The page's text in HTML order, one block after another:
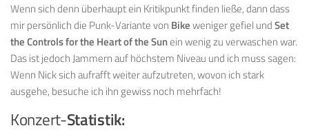
Wenn sich denn überhaupt ein Kritikpunkt finden ließe, dann dass
mir persönlich die Punk-Variante von Bikeweniger gefiel undSet
the Controls for the Heart of the Sunein wenig zu verwaschen war.
Das ist jedoch Jammern auf höchstem Niveau und ich muss sagen:
Wenn Nick sich aufrafft weiter aufzutreten, wovon ich stark
ausgehe, besuche ich ihn gewiss noch mehrfach!
Konzert-Statistik: